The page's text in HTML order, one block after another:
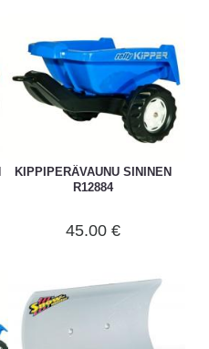
KIPPIPERÄVAUNU SININEN
R12884
45.00 €